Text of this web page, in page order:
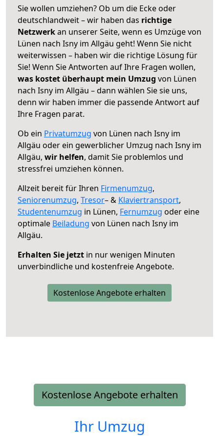
Sie wollen umziehen? Ob um die Ecke oder
deutschlandweit – wir haben das richtige
Netzwerkan unserer Seite, wenn es Umzüge von
Lünen nach Isny im Allgäu geht! Wenn Sie nicht
weiterwissen – haben wir die richtige Lösung für
Sie! Wenn Sie Antworten auf Ihre Fragen wollen,
was kostet überhaupt mein Umzug von Lünen
nach Isny im Allgäu – dann wählen Sie sie uns,
denn wir haben immer die passende Antwort auf
Ihre Fragen parat.
Ob ein Privatumzug von Lünen nach Isny im
Allgäu oder ein gewerblicher Umzug nach Isny im
Allgäu, wir helfen, damit Sie problemlos und
stressfrei umziehen können.
Allzeit bereit für Ihren Firmenumzug,
Seniorenumzug, Tresor– & Klaviertransport,
Studentenumzug in Lünen, Fernumzug oder eine
optimale Beiladung von Lünen nach Isny im
Allgäu.
Erhalten Sie jetzt in nur wenigen Minuten
unverbindliche und kostenfreie Angebote.
Kostenlose Angebote erhalten
Kostenlose Angebote erhalten
Ihr Umzug